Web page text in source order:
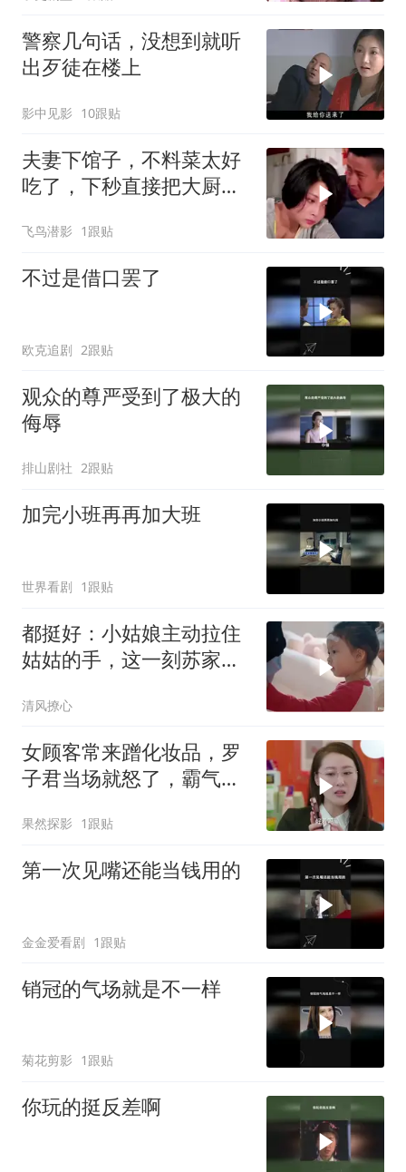
警察几句话，没想到就听
出歹徒在楼上
影中见影 10跟贴
夫妻下馆子，不料菜太好
吃了，下秒直接把大厨请
飞鸟潜影 1跟贴
不过是借口罢了
欧克追剧 2跟贴
观众的尊严受到了极大的
侮辱
排山剧社 2跟贴
加完小班再再加大班
世界看剧 1跟贴
都挺好：小姑娘主动拉住
姑姑的手，这一刻苏家才
清风撩心
女顾客常来蹭化妆品，罗
子君当场就怒了，霸气回
果然探影 1跟贴
第一次见嘴还能当钱用的
金金爱看剧 1跟贴
销冠的气场就是不一样
菊花剪影 1跟贴
你玩的挺反差啊